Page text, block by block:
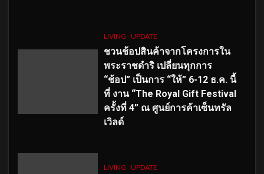
LIVING UPDATE
ชวนช้อปสินค้าจากโครงการใน
พระราชดำริ เปลี่ยนทุกการ
“ช้อป” เป็นการ “ให้” 6-12 ธ.ค. นี้
ที่ งาน “The Royal Gift Festival
ครั้งที่ 4” ณ ศูนย์การค้าเซ็นทรัล
เวิลด์
LIVING UPDATE